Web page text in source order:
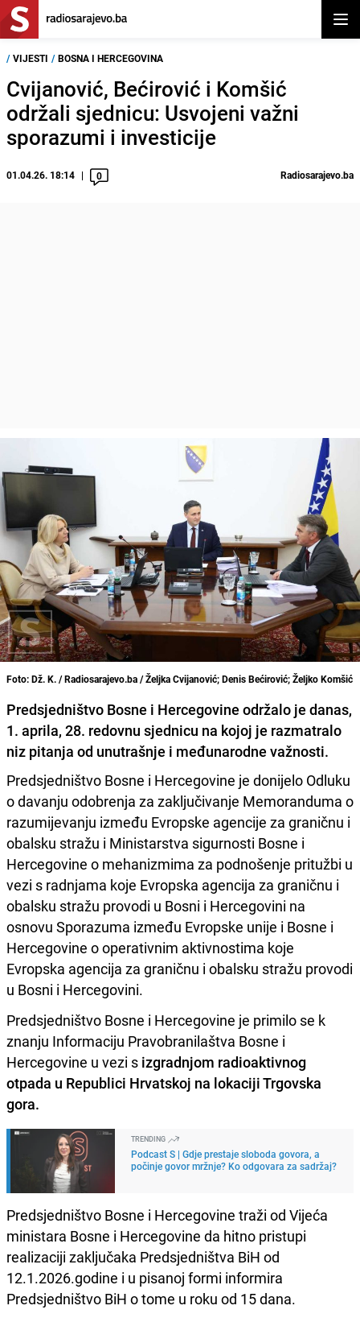
/ VIJESTI / BOSNA I HERCEGOVINA
Cvijanović, Bećirović i Komšić
održali sjednicu: Usvojeni važni
sporazumi i investicije
01.04.26. 18:14 0 Radiosarajevo.ba
Foto: Dž. K. / Radiosarajevo.ba / Željka Cvijanović; Denis Bećirović; Željko Komšić
Predsjedništvo Bosne i Hercegovine održalo je danas,
1. aprila, 28. redovnu sjednicu na kojoj je razmatralo
niz pitanja od unutrašnje i međunarodne važnosti.
Predsjedništvo Bosne i Hercegovine je donijelo Odluku
o davanju odobrenja za zaključivanje Memoranduma o
razumijevanju između Evropske agencije za graničnu i
obalsku stražu i Ministarstva sigurnosti Bosne i
Hercegovine o mehanizmima za podnošenje pritužbi u
vezi s radnjama koje Evropska agencija za graničnu i
obalsku stražu provodi u Bosni i Hercegovini na
osnovu Sporazuma između Evropske unije i Bosne i
Hercegovine o operativnim aktivnostima koje
Evropska agencija za graničnu i obalsku stražu provodi
u Bosni i Hercegovini.
Predsjedništvo Bosne i Hercegovine je primilo se k
znanju Informaciju Pravobranilaštva Bosne i
Hercegovine u vezi s izgradnjom radioaktivnog
otpada u Republici Hrvatskoj na lokaciji Trgovska
gora.
TRENDING
Podcast S | Gdje prestaje sloboda govora, a
počinje govor mržnje? Ko odgovara za sadržaj?
Predsjedništvo Bosne i Hercegovine traži od Vijeća
ministara Bosne i Hercegovine da hitno pristupi
realizaciji zaključaka Predsjedništva BiH od
12.1.2026.godine i u pisanoj formi informira
Predsjedništvo BiH o tome u roku od 15 dana.